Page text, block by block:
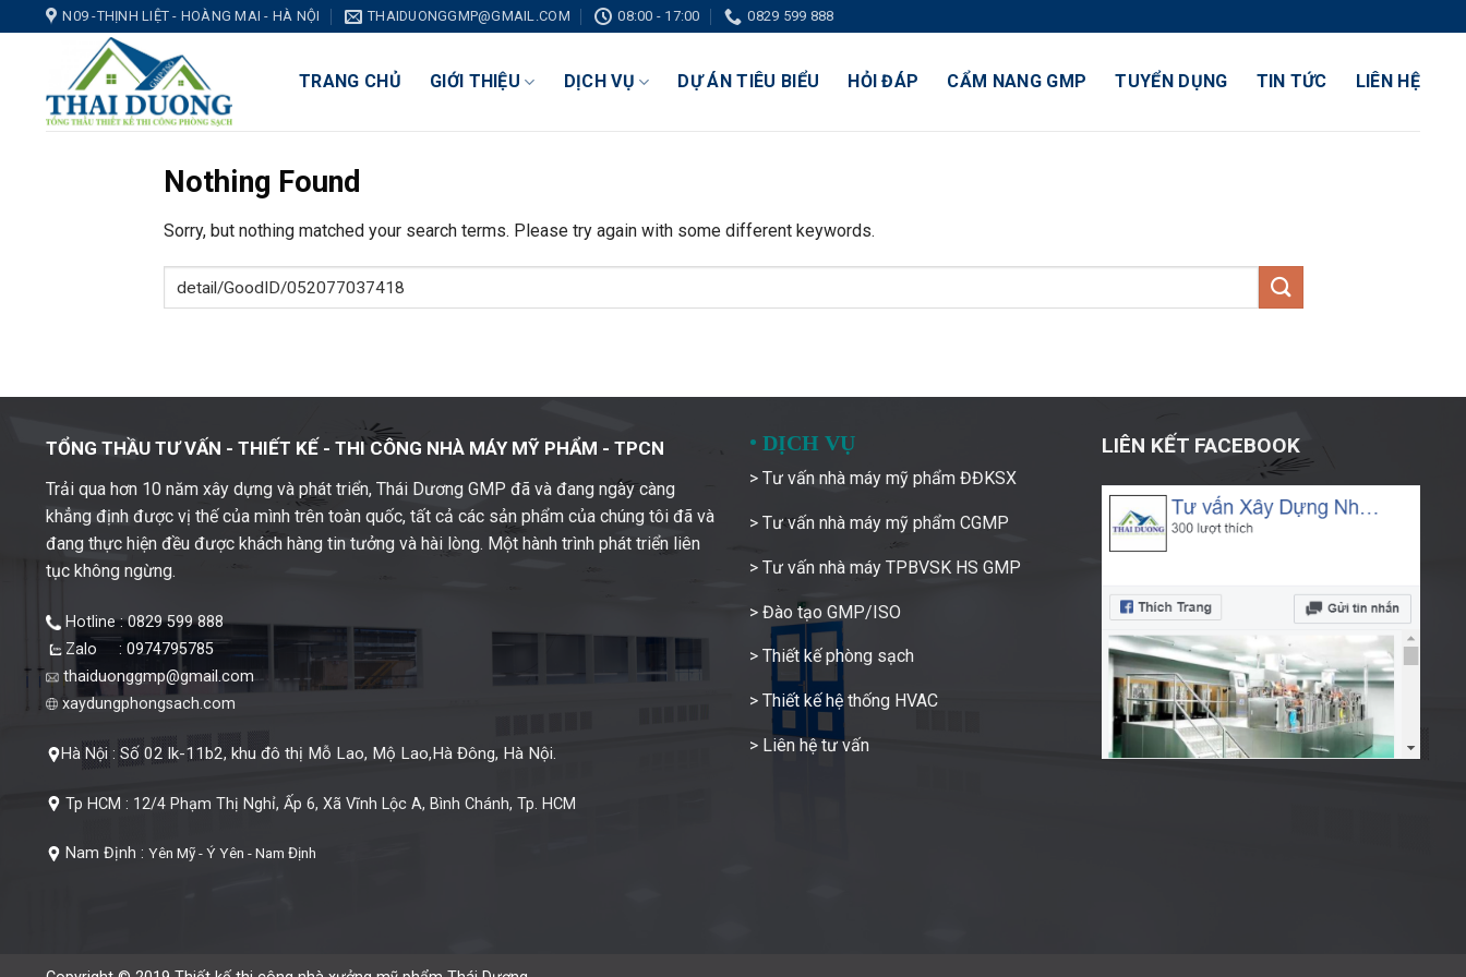
N09 -THỊNH LIỆT - HOÀNG MAI - HÀ NỘI THAIDUONGGMP@GMAIL.COM 08:00 - 17:00 0829 599 888
TRANG CHỦ GIỚI THIỆU DỊCH VỤ DỰ ÁN TIÊU BIỂU HỎI ĐÁP CẨM NANG GMP TUYỂN DỤNG TIN TỨC LIÊN HỆ
Nothing Found
Sorry, but nothing matched your search terms. Please try again with some different keywords.
TỔNG THẦU TƯ VẤN - THIẾT KẾ - THI CÔNG NHÀ MÁY MỸ PHẨM - TPCN
Trải qua hơn 10 năm xây dựng và phát triển, Thái Dương GMP đã và đang ngày càng
khẳng định được vị thế của mình trên toàn quốc, tất cả các sản phẩm của chúng tôi đã và
đang thực hiện đều được khách hàng tin tưởng và hài lòng. Một hành trình phát triển liên
tục không ngừng.
Hotline : 0829 599 888
Zalo : 0974795785
thaiduonggmp@gmail.com
xaydungphongsach.com
Hà Nội :Số 02 lk-11b2, khu đô thị Mỗ Lao, Mộ Lao,Hà Đông, Hà Nội.
Tp HCM : 12/4 Phạm Thị Nghỉ, Ấp 6, Xã Vĩnh Lộc A, Bình Chánh, Tp. HCM
Nam Định : Yên Mỹ - Ý Yên - Nam Định
• DỊCH VỤ
> Tư vấn nhà máy mỹ phẩm ĐĐKSX
> Tư vấn nhà máy mỹ phẩm CGMP
> Tư vấn nhà máy TPBVSK HS GMP
> Đào tạo GMP/ISO
> Thiết kế phòng sạch
> Thiết kế hệ thống HVAC
> Liên hệ tư vấn
LIÊN KẾT FACEBOOK